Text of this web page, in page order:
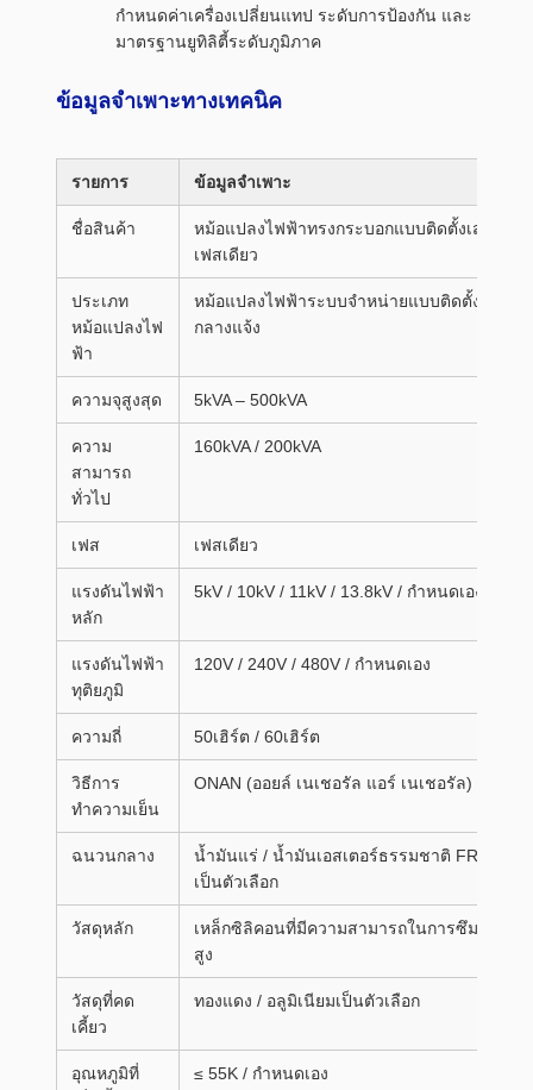
กำหนดค่าเครื่องเปลี่ยนแทป ระดับการป้องกัน และ
มาตรฐานยูทิลิตี้ระดับภูมิภาค
ข้อมูลจำเพาะทางเทคนิค
รายการ ข้อมูลจำเพาะ
ชื่อสินค้า
หม้อแปลงไฟฟ้าทรงกระบอกแบบติดตั้งเสา
เฟสเดียว
ประเภท
หม้อแปลงไฟ
ฟ้า
หม้อแปลงไฟฟ้าระบบจำหน่ายแบบติดตั้งเสา
กลางแจ้ง
ความจุสูงสุด 5kVA – 500kVA
ความ
สามารถ
ทั่วไป
160kVA / 200kVA
เฟส เฟสเดียว
แรงดันไฟฟ้า
หลัก
5kV / 10kV / 11kV / 13.8kV / กำหนดเอง
แรงดันไฟฟ้า
ทุติยภูมิ
120V / 240V / 480V / กำหนดเอง
ความถี่ 50เฮิร์ต / 60เฮิร์ต
วิธีการ
ทำความเย็น
ONAN (ออยล์ เนเชอรัล แอร์ เนเชอรัล)
ฉนวนกลาง
น้ำมันแร่ / น้ำมันเอสเตอร์ธรรมชาติ FR3
เป็นตัวเลือก
วัสดุหลัก
เหล็กซิลิคอนที่มีความสามารถในการซึมผ่าน
สูง
วัสดุที่คด
เคี้ยว
ทองแดง / อลูมิเนียมเป็นตัวเลือก
อุณหภูมิที่
≤ 55K / กำหนดเอง